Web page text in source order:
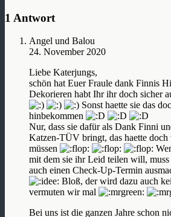
1 Antwort
Angel und Balou
24. November 2020
Liebe Katerjungs,
schön hat Euer Fraule dank Finnis
Dekorieren habt Ihr ihr doch sicher
Sonst haette sie das
hinbekommen
Nur, dass sie dafür als Dank Finni
Katzen-TÜV bringt, das haette
müssen
mit dem sie ihr Leid teilen will, muss
auch einen Check-Up-Termin
Bloß, der wird dazu auch
vermuten wir mal
Bei uns ist die ganzen Jahre schon